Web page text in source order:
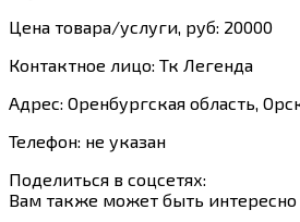
Цена товара/услуги, руб: 20000
Контактное лицо: Тк Легенда
Адрес: Оренбургская область,
Телефон: не указан
Поделиться в соцсетях:
Вам также может быть интересно